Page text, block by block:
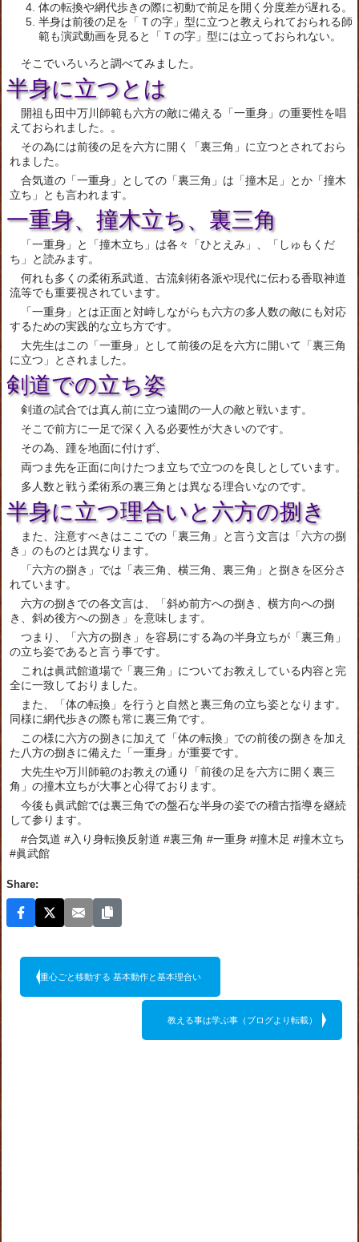
体の転換や網代歩きの際に初動で前足を開く分度差が遅れる。
半身は前後の足を「Ｔの字」型に立つと教えられておられる師
範も演武動画を見ると「Ｔの字」型には立っておられない。
そこでいろいろと調べてみました。
半身に立つとは
開祖も田中万川師範も六方の敵に備える「一重身」の重要性を唱
えておられました。。
その為には前後の足を六方に開く「裏三角」に立つとされておら
れました。
合気道の「一重身」としての「裏三角」は「撞木足」とか「撞木
立ち」とも言われます。
一重身、撞木立ち、裏三角
「一重身」と「撞木立ち」は各々「ひとえみ」、「しゅもくだ
ち」と読みます。
何れも多くの柔術系武道、古流剣術各派や現代に伝わる香取神道
流等でも重要視されています。
「一重身」とは正面と対峙しながらも六方の多人数の敵にも対応
するための実践的な立ち方です。
大先生はこの「一重身」として前後の足を六方に開いて「裏三角
に立つ」とされました。
剣道での立ち姿
剣道の試合では真ん前に立つ遠間の一人の敵と戦います。
そこで前方に一足で深く入る必要性が大きいのです。
その為、踵を地面に付けず、
両つま先を正面に向けたつま立ちで立つのを良しとしています。
多人数と戦う柔術系の裏三角とは異なる理合いなのです。
半身に立つ理合いと六方の捌き
また、注意すべきはここでの「裏三角」と言う文言は「六方の捌
き」のものとは異なります。
「六方の捌き」では「表三角、横三角、裏三角」と捌きを区分さ
れています。
六方の捌きでの各文言は、「斜め前方への捌き、横方向への捌
き、斜め後方への捌き」を意味します。
つまり、「六方の捌き」を容易にする為の半身立ちが「裏三角」
の立ち姿であると言う事です。
これは眞武館道場で「裏三角」についてお教えしている内容と完
全に一致しておりました。
また、「体の転換」を行うと自然と裏三角の立ち姿となります。
同様に網代歩きの際も常に裏三角です。
この様に六方の捌きに加えて「体の転換」での前後の捌きを加え
た八方の捌きに備えた「一重身」が重要です。
大先生や万川師範のお教えの通り「前後の足を六方に開く裏三
角」の撞木立ちが大事と心得ております。
今後も眞武館では裏三角での盤石な半身の姿での稽古指導を継続
して参ります。
#合気道 #入り身転換反射道 #裏三角 #一重身 #撞木足 #撞木立ち
#眞武館
Share:
重心ごと移動する 基本動作と基本理合い
教える事は学ぶ事（ブログより転載）